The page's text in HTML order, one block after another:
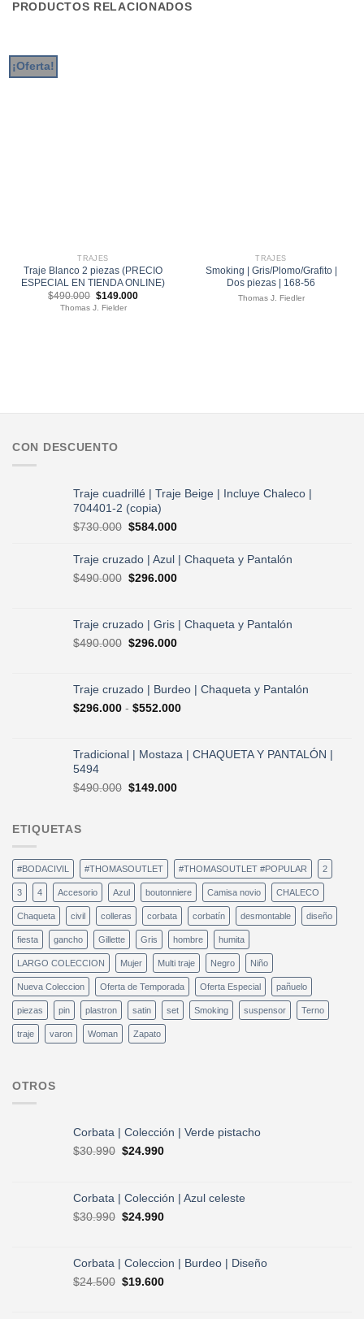
PRODUCTOS RELACIONADOS
¡Oferta!
TRAJES
Traje Blanco 2 piezas (PRECIO
ESPECIAL EN TIENDA ONLINE)
$490.000 El
precio
original
$149.000El
Thomas J. Fielder
TRAJES
Smoking | Gris/Plomo/Grafito |
Dos piezas | 168-56
Thomas J. Fiedler
CON DESCUENTO
Traje cuadrillé | Traje Beige | Incluye Chaleco |
704401-2 (copia)
$730.000 El
original
era:
$730.000.
$584.000El
actual
es:
Traje cruzado | Azul | Chaqueta y Pantalón
$490.000 El
era:
$490.000.
$296.000El
es:
Traje cruzado | Gris | Chaqueta y Pantalón
$490.000 El
era:
$490.000.
$296.000El
es:
Traje cruzado | Burdeo | Chaqueta y Pantalón
$296.000 - $552.000Rango
desde
Tradicional | Mostaza | CHAQUETA Y PANTALÓN |
5494
$490.000 El
$149.000El
ETIQUETAS
#BODACIVIL #THOMASOUTLET #THOMASOUTLET #POPULAR 2
3 4 Accesorio Azul boutonniere Camisa novio CHALECO
Chaqueta civil colleras corbata corbatín desmontable diseño
fiesta gancho Gillette Gris hombre humita
LARGO COLECCION Mujer Multi traje Negro Niño
Nueva Coleccion Oferta de Temporada Oferta Especial pañuelo
piezas pin plastron satin set Smoking suspensor Terno
traje varon Woman Zapato
OTROS
Corbata | Colección | Verde pistacho
$30.990 El
era:
$24.990El
es:
$24.990.
Corbata | Colección | Azul celeste
$30.990 El
era:
$30.990.
$24.990El
es:
$24.990.
Corbata | Coleccion | Burdeo | Diseño
$24.500 El
$19.600El